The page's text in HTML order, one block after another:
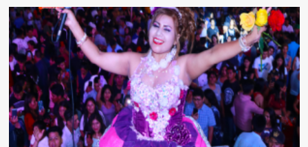
ESTHER
SEDANO
Ahora
en
el
requinto